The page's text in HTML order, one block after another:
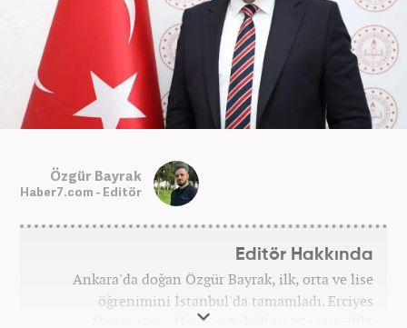
Özgür Bayrak
Haber7.com - Editör
Editör Hakkında
Ankara'da doğan Özgür Bayrak, ilk, orta ve lise
öğrenimini İstanbul'da tamamladı. Erciyes
Üniversitesi İletişim Fakültesi "Gazetecilik"